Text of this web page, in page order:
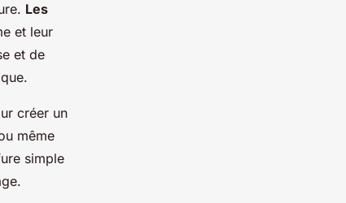
Les
et leur
et de
créer un
même
simple